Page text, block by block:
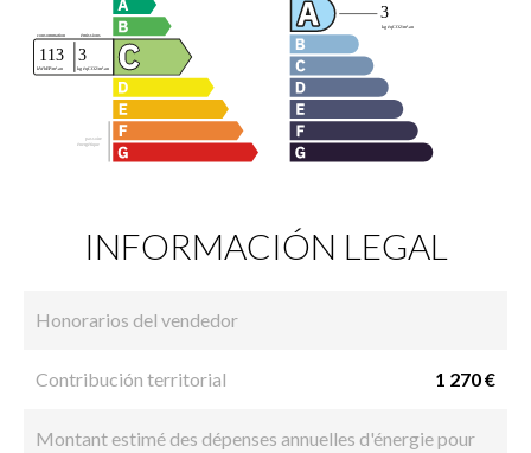
INFORMACIÓN LEGAL
Honorarios del vendedor
Contribución territorial 1 270 €
Montant estimé des dépenses annuelles d'énergie pour